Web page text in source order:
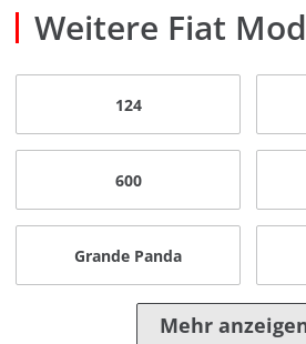
Weitere Fiat
124
600
Grande Panda
Mehr